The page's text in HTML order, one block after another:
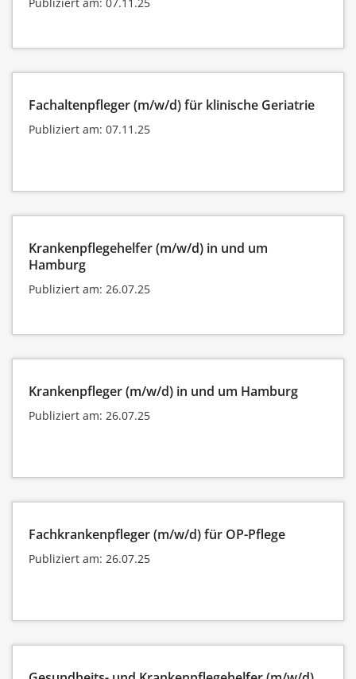
Fachaltenpfleger (m/w/d) für klinische Geriatrie
Publiziert am: 07.11.25
Krankenpflegehelfer (m/w/d) in und um
Hamburg
Publiziert am: 26.07.25
Krankenpfleger (m/w/d) in und um Hamburg
Publiziert am: 26.07.25
Fachkrankenpfleger (m/w/d) für OP-Pflege
Publiziert am: 26.07.25